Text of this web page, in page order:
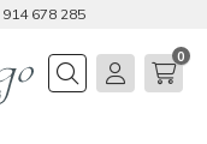
914 678 285
Buscar
0